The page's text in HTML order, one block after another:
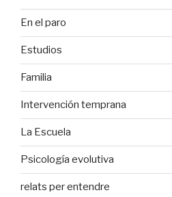
En el paro
Estudios
Familia
Intervención temprana
La Escuela
Psicología evolutiva
relats per entendre